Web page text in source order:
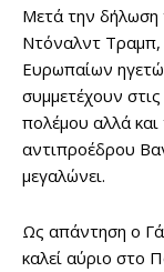
Μετά την δήλωση
Ντόναλντ Τραμπ,
Ευρωπαίων
συμμετέχουν
πολέμου αλλά και
αντιπροέδρου
μεγαλώνει.
Ως απάντηση ο
καλεί αύριο στο